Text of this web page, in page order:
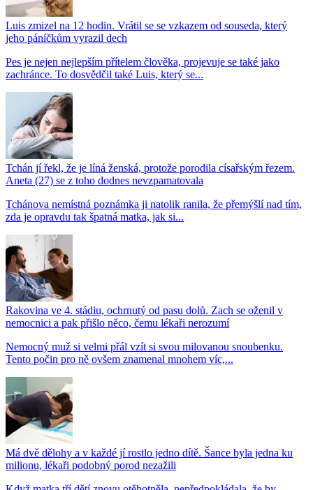
Luis zmizel na 12 hodin. Vrátil se se vzkazem od souseda, který
jeho páníčkům vyrazil dech
Pes je nejen nejlepším přítelem člověka, projevuje se také jako
zachránce. To dosvědčil také Luis, který se...
Tchán jí řekl, že je líná ženská, protože porodila císařským řezem.
Aneta (27) se z toho dodnes nevzpamatovala
Tchánova nemístná poznámka ji natolik ranila, že přemýšlí nad tím,
zda je opravdu tak špatná matka, jak si...
Rakovina ve 4. stádiu, ochrnutý od pasu dolů. Zach se oženil v
nemocnici a pak přišlo něco, čemu lékaři nerozumí
Nemocný muž si velmi přál vzít si svou milovanou snoubenku.
Tento počin pro ně ovšem znamenal mnohem víc,...
Má dvě dělohy a v každé jí rostlo jedno dítě. Šance byla jedna ku
milionu, lékaři podobný porod nezažili